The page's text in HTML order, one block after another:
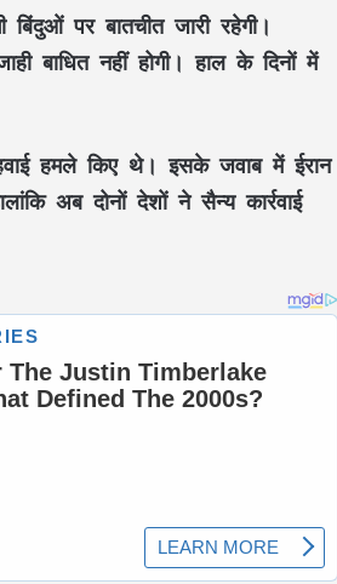
पर बातचीत जारी रहेगी।
बाधित नहीं होगी। हाल के दिनों में
हमले किए थे। इसके जवाब में ईरान
अब दोनों देशों ने सैन्य कार्रवाई